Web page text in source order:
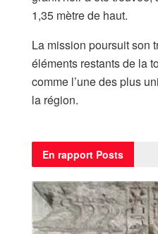
1,35 mètre de haut.
La mission poursuit son
éléments restants de la
comme l’une des plus
la région.
En rapport Posts